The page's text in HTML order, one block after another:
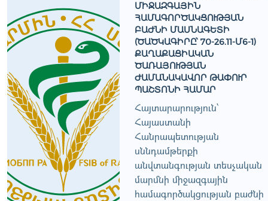
ՄԻՋԱԶԳԱՅԻՆ
ՀԱՄԱԳՈՐԾԱԿՑՈՒԹՅԱՆ
ԲԱԺՆԻ ՄԱՍՆԱԳԵՏԻ
(ԾԱԾԿԱԳԻՐԸ՝ 70-26.11-Մ6-1)
ՔԱՂԱՔԱՑԻԱԿԱՆ
ԾԱՌԱՅՈՒԹՅԱՆ
ԺԱՄԱՆԱԿԱՎՈՐ ԹԱՓՈՒՐ
ՊԱՇՏՈՆԻ ՀԱՄԱՐ
Հայտարարություն՝
Հայաստանի
Հանրապետության
սննդամթերքի
անվտանգության տեսչական
մարմնի միջազգային
համագործակցության բաժնի